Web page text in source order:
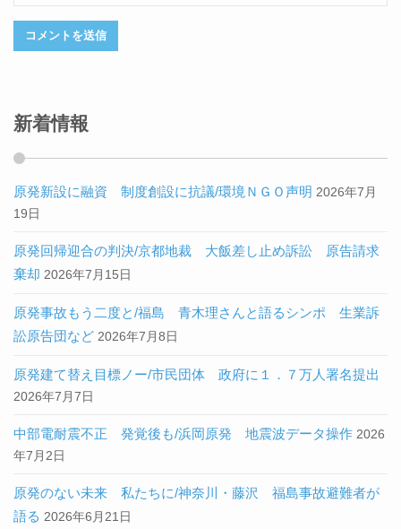
新着情報
原発新設に融資 制度創設に抗議/環境ＮＧＯ声明 2026年7月
19日
原発回帰迎合の判決/京都地裁 大飯差し止め訴訟 原告請求
棄却 2026年7月15日
原発事故もう二度と/福島 青木理さんと語るシンポ 生業訴
訟原告団など 2026年7月8日
原発建て替え目標ノー/市民団体 政府に１．７万人署名提出
2026年7月7日
中部電耐震不正 発覚後も/浜岡原発 地震波データ操作 2026
年7月2日
原発のない未来 私たちに/神奈川・藤沢 福島事故避難者が
語る 2026年6月21日